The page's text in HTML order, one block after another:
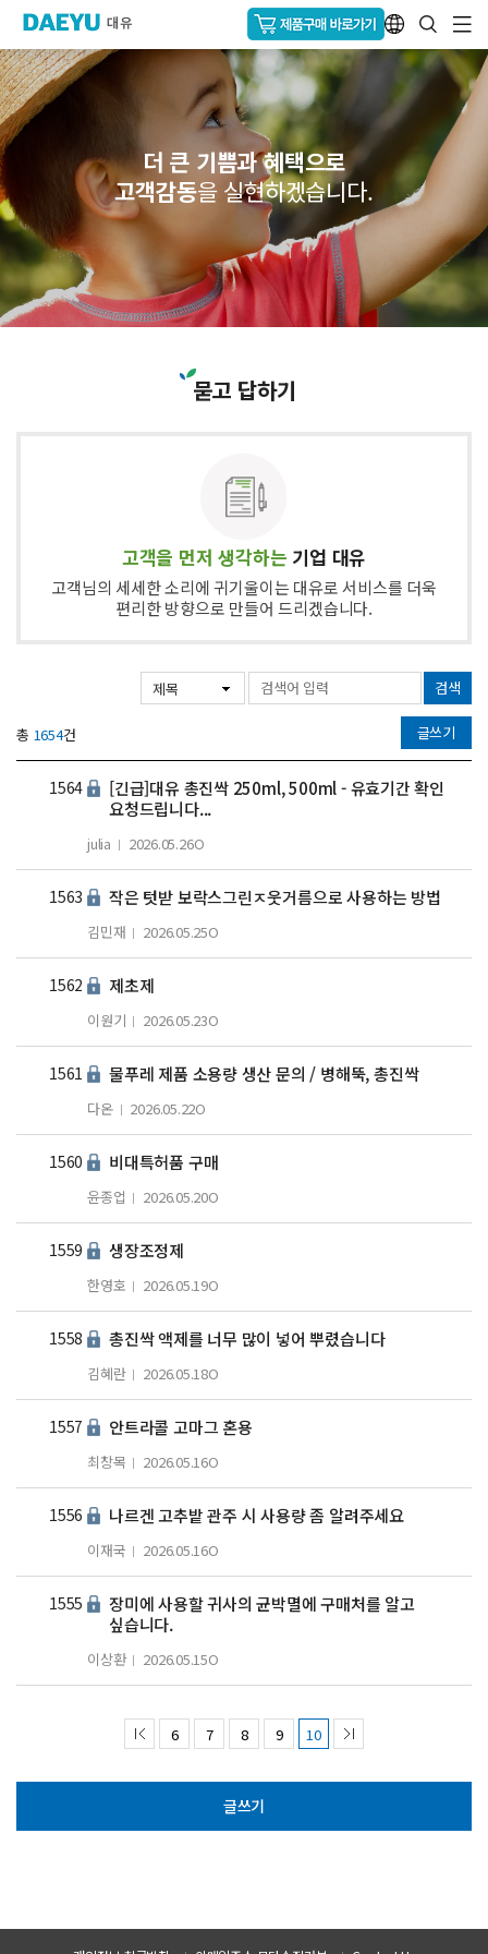
더 큰 기쁨과 혜택으로
고객감동을 실현하겠습니다.
묻고 답하기
고객을 먼저 생각하는 기업 대유
고객님의 세세한 소리에 귀기울이는 대유로 서비스를 더욱
편리한 방향으로 만들어 드리겠습니다.
검색
총 1654건 글쓰기
1564
[긴급]대유 총진싹 250ml, 500ml - 유효기간 확인
요청드립니다...
julia 2026.05.26O
1563 작은 텃받 보락스그린ㅈ웃거름으로 사용하는 방법
김민재 2026.05.25O
1562 제초제
이원기 2026.05.23O
1561 물푸레 제품 소용량 생산 문의 / 병해뚝, 총진싹
다온 2026.05.22O
1560 비대특허품 구매
윤종업 2026.05.20O
1559 생장조정제
한영호 2026.05.19O
1558 총진싹 액제를 너무 많이 넣어 뿌렸습니다
김혜란 2026.05.18O
1557 안트라콜 고마그 혼용
최창목 2026.05.16O
1556 나르겐 고추밭 관주 시 사용량 좀 알려주세요
이재국 2026.05.16O
1555
장미에 사용할 귀사의 균박멸에 구매처를 알고
싶습니다.
이상환 2026.05.15O
6 7 8 9 10
글쓰기